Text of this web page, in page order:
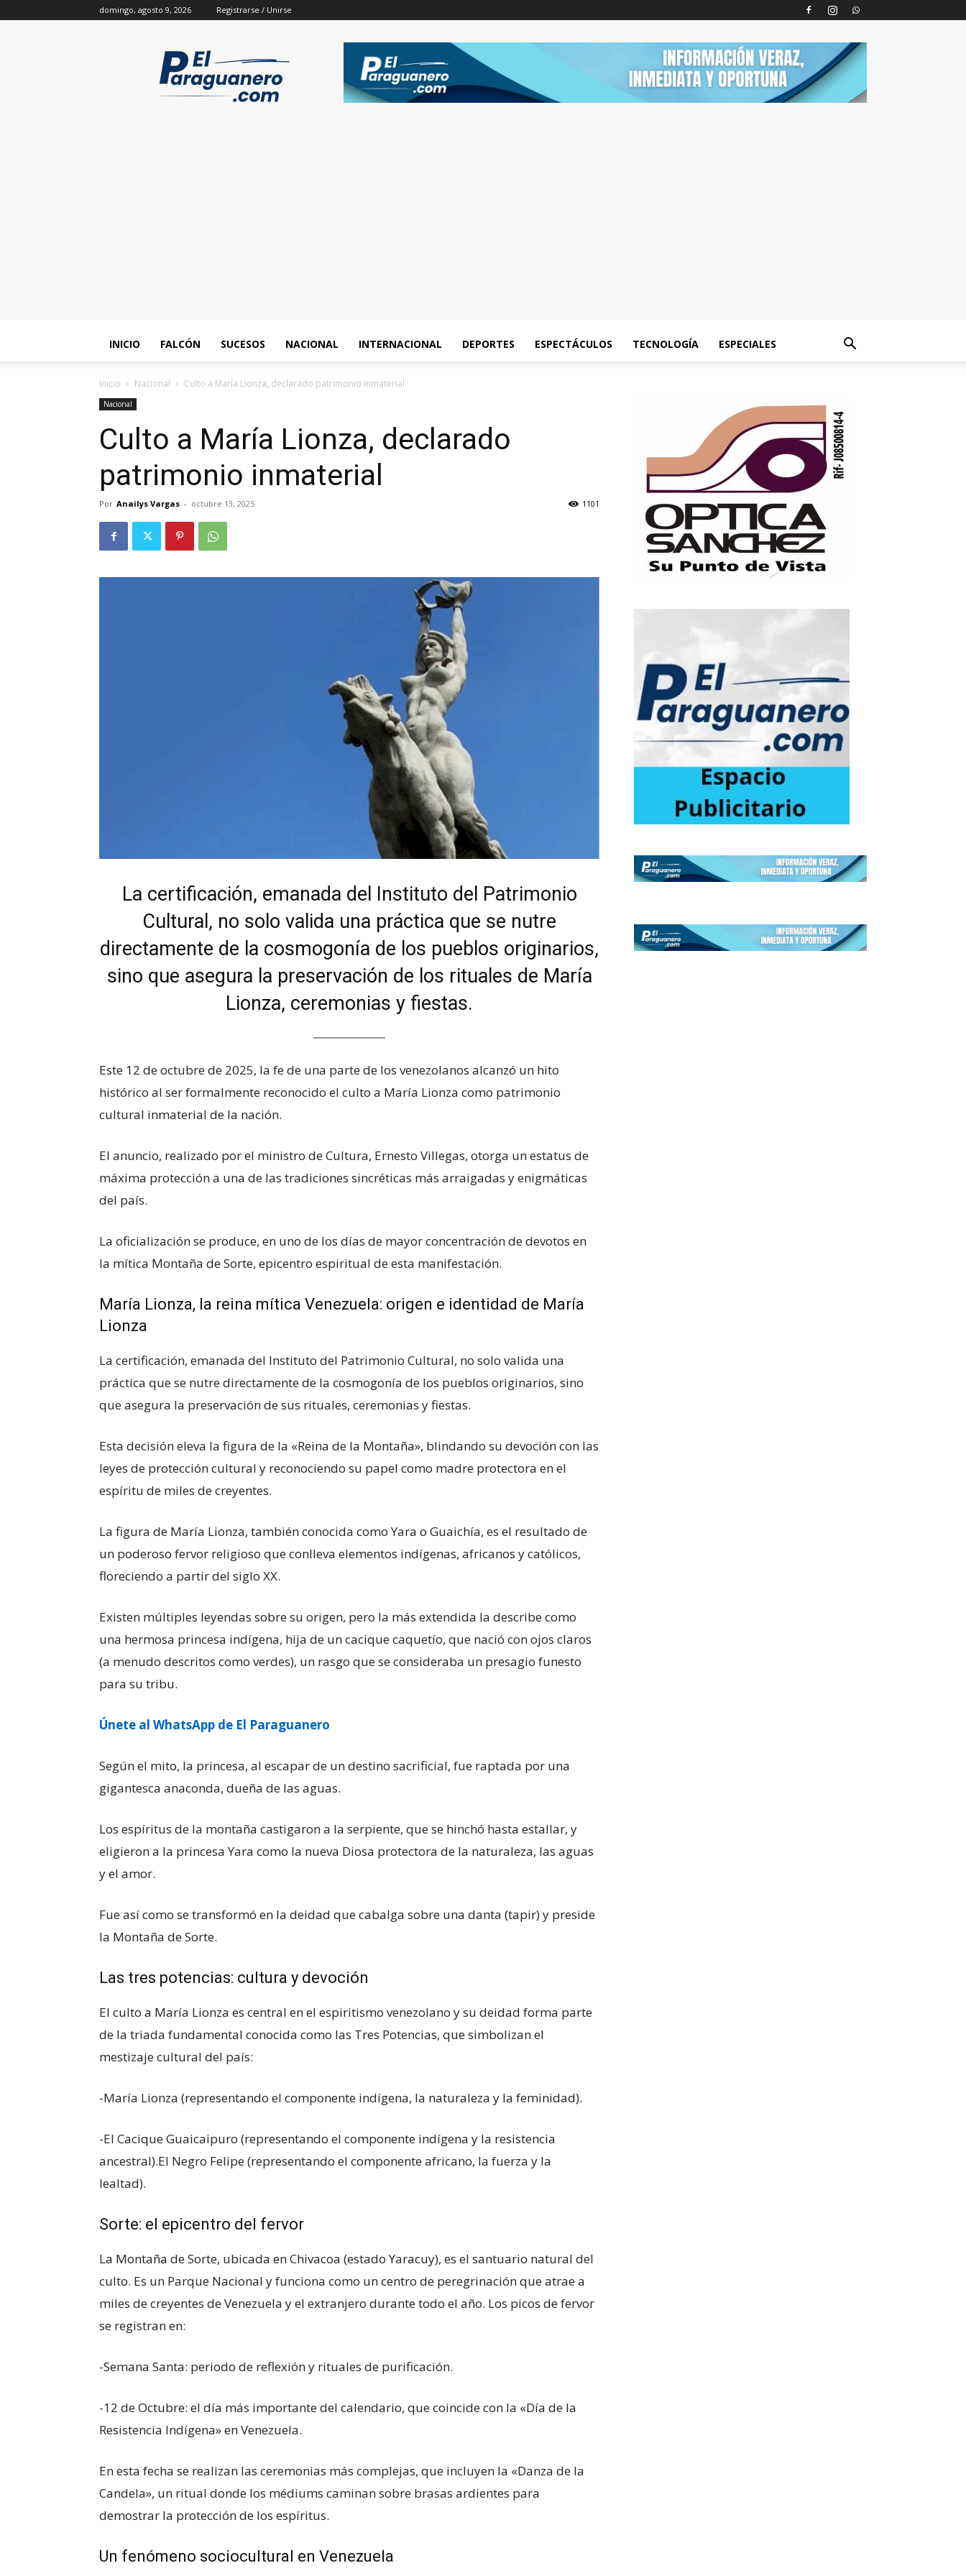
domingo, agosto 9, 2026 Registrarse / Unirse
INICIO FALCÓN SUCESOS NACIONAL INTERNACIONAL DEPORTES ESPECTÁCULOS TECNOLOGÍA ESPECIALES
Inicio Nacional Culto a María Lionza, declarado patrimonio inmaterial
Nacional
Culto a María Lionza, declarado
patrimonio inmaterial
Por Anailys Vargas - octubre 13, 2025 1101
La certificación, emanada del Instituto del Patrimonio
Cultural, no solo valida una práctica que se nutre
directamente de la cosmogonía de los pueblos originarios,
sino que asegura la preservación de los rituales de María
Lionza, ceremonias y fiestas.
Este 12 de octubre de 2025, la fe de una parte de los venezolanos alcanzó un hito
histórico al ser formalmente reconocido el culto a María Lionza como patrimonio
cultural inmaterial de la nación.
El anuncio, realizado por el ministro de Cultura, Ernesto Villegas, otorga un estatus de
máxima protección a una de las tradiciones sincréticas más arraigadas y enigmáticas
del país.
La oficialización se produce, en uno de los días de mayor concentración de devotos en
la mítica Montaña de Sorte, epicentro espiritual de esta manifestación.
María Lionza, la reina mítica Venezuela: origen e identidad de María
Lionza
La certificación, emanada del Instituto del Patrimonio Cultural, no solo valida una
práctica que se nutre directamente de la cosmogonía de los pueblos originarios, sino
que asegura la preservación de sus rituales, ceremonias y fiestas.
Esta decisión eleva la figura de la «Reina de la Montaña», blindando su devoción con las
leyes de protección cultural y reconociendo su papel como madre protectora en el
espíritu de miles de creyentes.
La figura de María Lionza, también conocida como Yara o Guaichía, es el resultado de
un poderoso fervor religioso que conlleva elementos indígenas, africanos y católicos,
floreciendo a partir del siglo XX.
Existen múltiples leyendas sobre su origen, pero la más extendida la describe como
una hermosa princesa indígena, hija de un cacique caquetío, que nació con ojos claros
(a menudo descritos como verdes), un rasgo que se consideraba un presagio funesto
para su tribu.
Únete al WhatsApp de El Paraguanero
Según el mito, la princesa, al escapar de un destino sacrificial, fue raptada por una
gigantesca anaconda, dueña de las aguas.
Los espíritus de la montaña castigaron a la serpiente, que se hinchó hasta estallar, y
eligieron a la princesa Yara como la nueva Diosa protectora de la naturaleza, las aguas
y el amor.
Fue así como se transformó en la deidad que cabalga sobre una danta (tapir) y preside
la Montaña de Sorte.
Las tres potencias: cultura y devoción
El culto a María Lionza es central en el espiritismo venezolano y su deidad forma parte
de la triada fundamental conocida como las Tres Potencias, que simbolizan el
mestizaje cultural del país:
-María Lionza (representando el componente indígena, la naturaleza y la feminidad).
-El Cacique Guaicaipuro (representando el componente indígena y la resistencia
ancestral).El Negro Felipe (representando el componente africano, la fuerza y la
lealtad).
Sorte: el epicentro del fervor
La Montaña de Sorte, ubicada en Chivacoa (estado Yaracuy), es el santuario natural del
culto. Es un Parque Nacional y funciona como un centro de peregrinación que atrae a
miles de creyentes de Venezuela y el extranjero durante todo el año. Los picos de fervor
se registran en:
-Semana Santa: periodo de reflexión y rituales de purificación.
-12 de Octubre: el día más importante del calendario, que coincide con la «Día de la
Resistencia Indígena» en Venezuela.
En esta fecha se realizan las ceremonias más complejas, que incluyen la «Danza de la
Candela», un ritual donde los médiums caminan sobre brasas ardientes para
demostrar la protección de los espíritus.
Un fenómeno sociocultural en Venezuela